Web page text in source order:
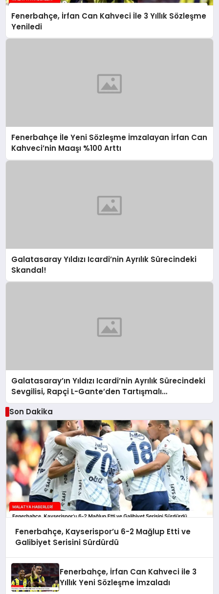
Fenerbahçe, İrfan Can Kahveci İle 3 Yıllık Sözleşme
Yeniledi
Fenerbahçe İle Yeni Sözleşme İmzalayan İrfan Can
Kahveci’nin Maaşı %100 Arttı
Galatasaray Yıldızı Icardi’nin Ayrılık Sürecindeki
Skandal!
Galatasaray’ın Yıldızı Icardi’nin Ayrılık Sürecindeki
Sevgilisi, Rapçi L-Gante’den Tartışmalı
Açıklamalar
Son Dakika
Fenerbahçe, Kayserispor’u 6-2 Mağlup Etti ve
Galibiyet Serisini Sürdürdü
Fenerbahçe, İrfan Can Kahveci ile 3
Yıllık Yeni Sözleşme İmzaladı